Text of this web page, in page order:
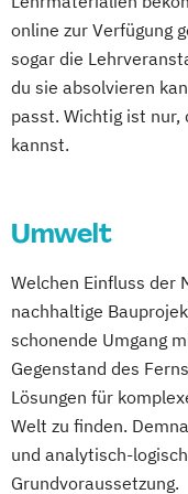
Digital
Digital
(DE/EN)
Digital
Digitale
E-Commerce
Engineering
Engineering
Beratung und
online zur Verfügung
sogar die
du sie absolvieren
passt. Wichtig ist nur,
kannst.
Umwelt
Welchen Einfluss der
nachhaltige
schonende Umgang
Gegenstand des
Lösungen für
Welt zu finden.
und analytisch-
Grundvoraussetzung.